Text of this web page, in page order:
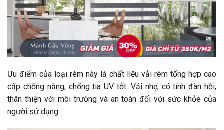
Ưu điểm của loại rèm này là chất liệu vải rèm tổng hợp cao
cấp chống nắng, chống tia UV tốt. Vải nhẹ, có tính đàn hồi,
thân thiện với môi trường và an toàn đối với sức khỏe của
người sử dụng.